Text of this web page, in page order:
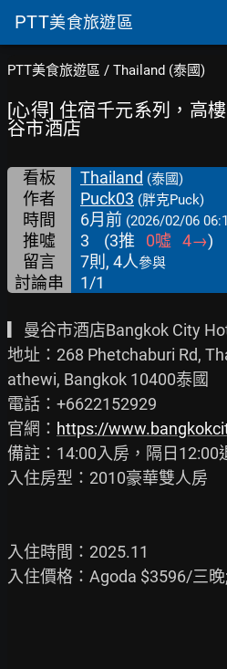
PTT美食旅遊區
PTT美食旅遊區 / Thailand (泰國)
[心得] 住宿千元系列，高
谷市酒店
看板 Thailand (泰國)
作者 Puck03 (胖克Puck)
時間 6月前 (2026/02/06
推噓 3 (3推 0噓 4→)
留言
7則, 4人參與
討論串 1/1
▎曼谷市酒店Bangkok City
地址：268 Phetchaburi Rd,
athewi, Bangkok 10400泰國
電話：+6622152929
官網： https://
備註：14:00入房，隔日12:00
入住房型：2010豪華雙人房
入住時間：2025.11
入住價格：Agoda $3596/三